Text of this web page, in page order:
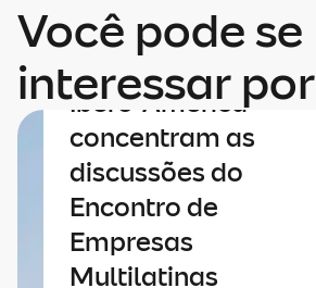
Você pode se
interessar por
Economia e
integração da
Ibero-América
concentram as
discussões do
Encontro de
Empresas
Multilatinas